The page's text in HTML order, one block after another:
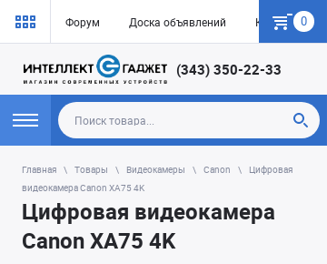
Форум Доска объявлений Как купить
0
(343) 350-22-33
Главная Товары Видеокамеры Canon
Цифровая
видеокамера Canon XA75 4K
Цифровая видеокамера
Canon XA75 4K